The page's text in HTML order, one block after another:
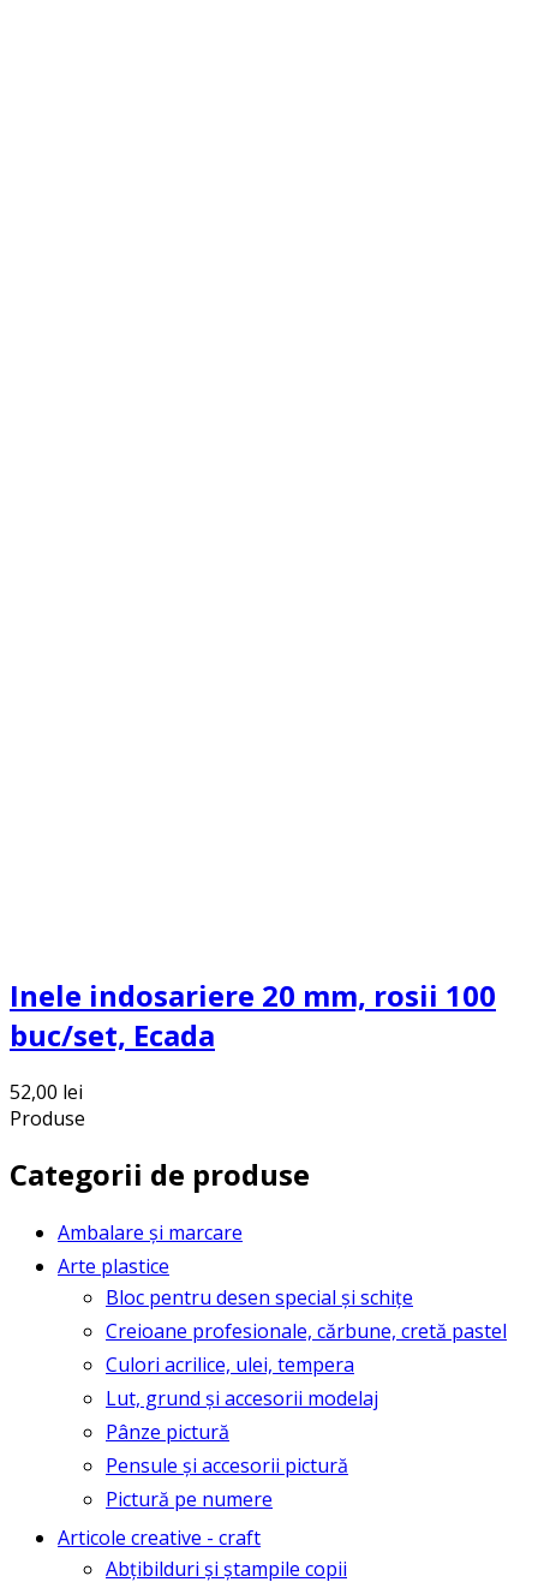
Inele indosariere 20 mm, rosii 100
buc/set, Ecada
52,00 lei
Produse
Categorii de produse
Ambalare și marcare
Arte plastice
Bloc pentru desen special și schițe
Creioane profesionale, cărbune, cretă pastel
Culori acrilice, ulei, tempera
Lut, grund și accesorii modelaj
Pânze pictură
Pensule și accesorii pictură
Pictură pe numere
Articole creative - craft
Abțibilduri și ștampile copii